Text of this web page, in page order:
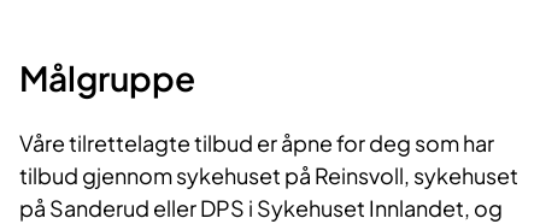
Målgruppe
Våre tilrettelagte tilbud er åpne for deg som har
tilbud gjennom sykehuset på Reinsvoll, sykehuset
på Sanderud eller DPS i Sykehuset Innlandet, og